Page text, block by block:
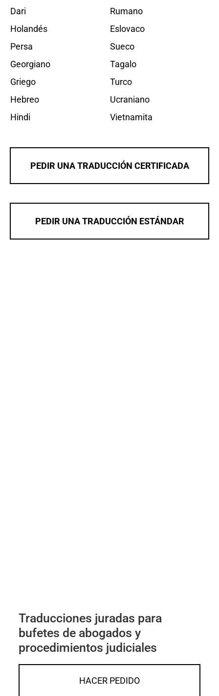
Dari
Holandés
Persa
Georgiano
Griego
Hebreo
Hindi
Rumano
Eslovaco
Sueco
Tagalo
Turco
Ucraniano
Vietnamita
PEDIR UNA TRADUCCIÓN CERTIFICADA
PEDIR UNA TRADUCCIÓN ESTÁNDAR
Traducciones juradas para
bufetes de abogados y
procedimientos judiciales
HACER PEDIDO